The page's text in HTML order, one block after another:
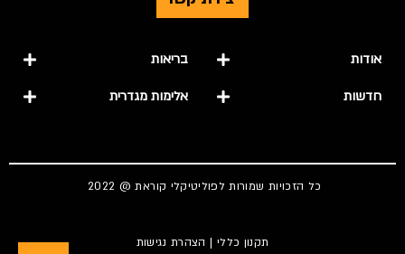
אודות
חדשות
בריאות
אלימות מגדרית
כל הזכויות שמורות לפוליטיקלי קוראת @ 2022
תקנון כללי | הצהרת נגישות